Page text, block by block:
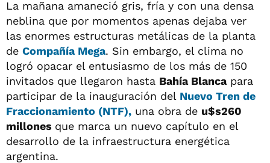
La mañana amaneció gris, fría y con una densa
neblina que por momentos apenas dejaba ver
las enormes estructuras metálicas de la planta
de Compañía Mega. Sin embargo, el clima no
logró opacar el entusiasmo de los más de 150
invitados que llegaron hasta Bahía Blancapara
participar de la inauguración del Nuevo Tren de
Fraccionamiento (NTF), una obra de u$s260
millones que marca un nuevo capítulo en el
desarrollo de la infraestructura energética
argentina.